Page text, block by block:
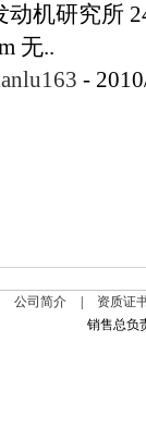
机研究所
无..
-
公司简介 | 资质证
销售总负